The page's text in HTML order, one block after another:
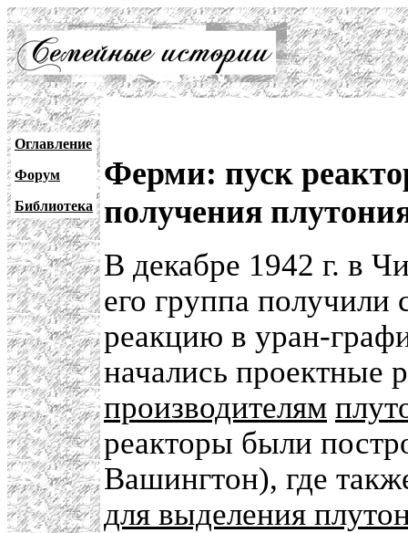
Оглавление
Форум
Библиотека
Ферми: пуск
получения
В декабре 1942 г. в
его группа
реакцию в уран-
начались проектные
производителям
реакторы были
Вашингтон), где
для выделения